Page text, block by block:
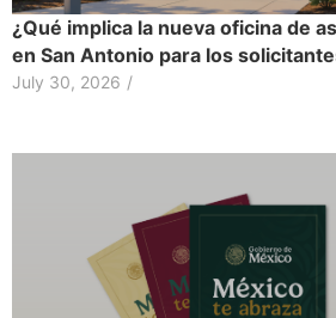
¿Qué implica la nueva oficina de
en San Antonio para los
July 30, 2026 /